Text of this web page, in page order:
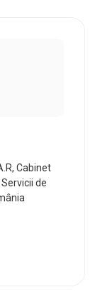
Cabinet
de